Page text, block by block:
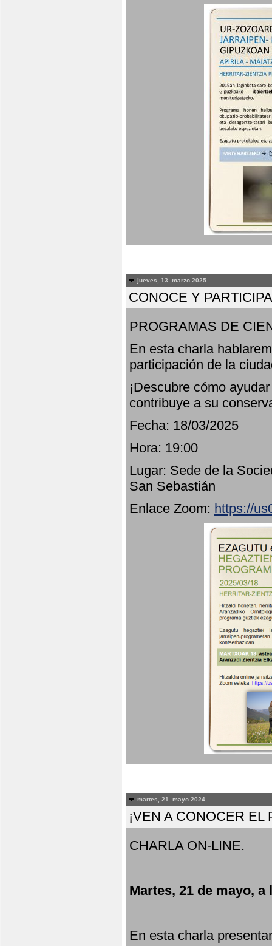
jueves, 13. marzo 2025
CONOCE Y
PROGRAMAS DE
En esta charla
participación de la
¡Descubre cómo
contribuye a su
Fecha: 18/03/2025
Hora: 19:00
Lugar: Sede de la
San Sebastián
Enlace Zoom: https://
martes, 21. mayo 2024
¡VEN A CONOCER
CHARLA ON-LINE.
Martes, 21 de mayo, a
En esta charla